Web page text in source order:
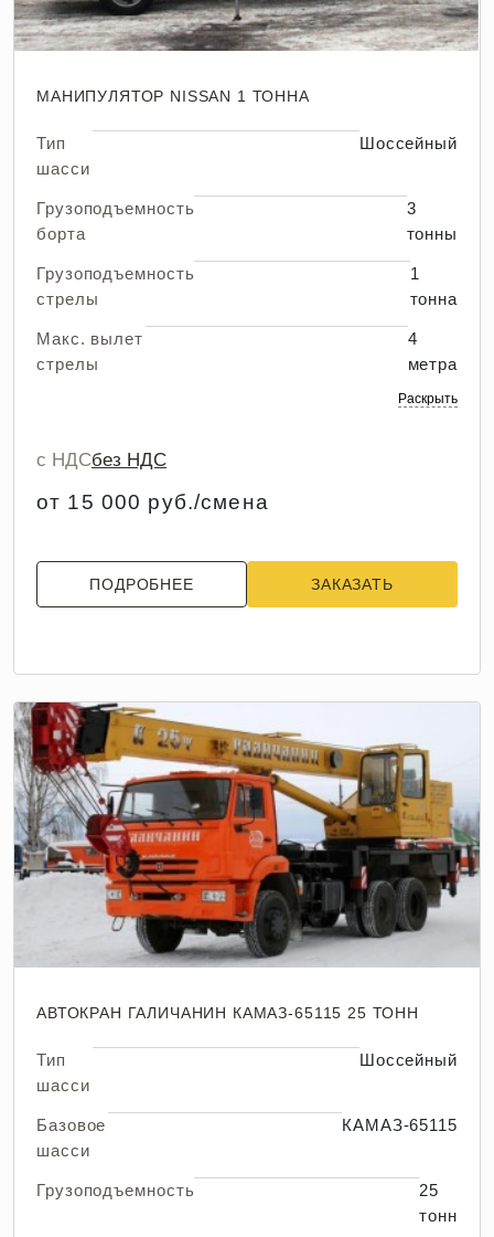
МАНИПУЛЯТОР NISSAN 1 ТОННА
Тип
шасси
Шоссейный
Грузоподъемность
борта
3
тонны
Грузоподъемность
стрелы
1
тонна
Макс. вылет
стрелы
4
метра
Раскрыть
с НДСбез НДС
от 15 000 руб./смена
ПОДРОБНЕЕ ЗАКАЗАТЬ
АВТОКРАН ГАЛИЧАНИН КАМАЗ-65115 25 ТОНН
Тип
шасси
Шоссейный
Базовое
шасси
КАМАЗ-65115
Грузоподъемность
25
тонн